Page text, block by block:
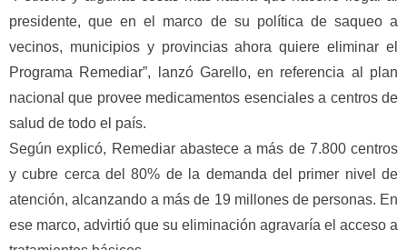
presidente, que en el marco de su política de saqueo a
vecinos, municipios y provincias ahora quiere eliminar el
Programa Remediar”, lanzó Garello, en referencia al plan
nacional que provee medicamentos esenciales a centros de
salud de todo el país.
Según explicó, Remediar abastece a más de 7.800 centros
y cubre cerca del 80% de la demanda del primer nivel de
atención, alcanzando a más de 19 millones de personas. En
ese marco, advirtió que su eliminación agravaría el acceso a